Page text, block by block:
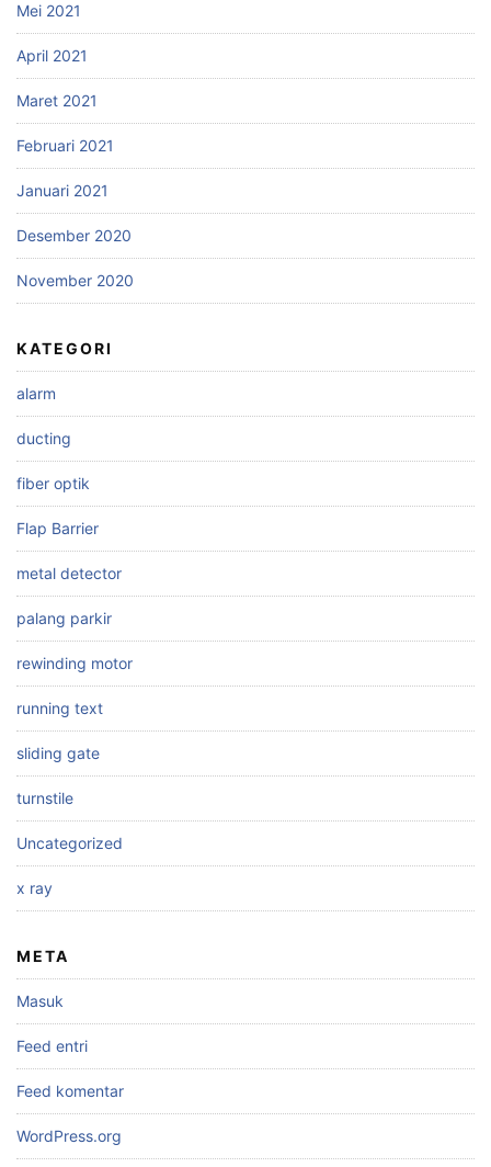
Mei 2021
April 2021
Maret 2021
Februari 2021
Januari 2021
Desember 2020
November 2020
KATEGORI
alarm
ducting
fiber optik
Flap Barrier
metal detector
palang parkir
rewinding motor
running text
sliding gate
turnstile
Uncategorized
x ray
META
Masuk
Feed entri
Feed komentar
WordPress.org